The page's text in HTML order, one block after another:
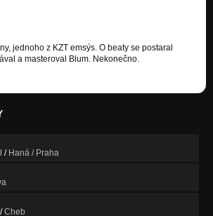
Mori
jednoho z KZT emsýs. O beaty se postaral
a masteroval Blum. Nekonečno.
/ Haná / Praha
/Cheb